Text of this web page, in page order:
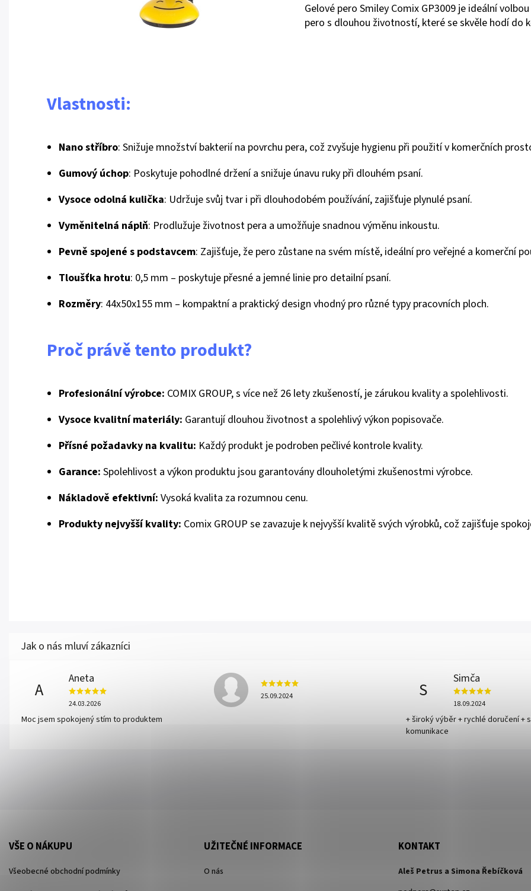
Gelové pero Smiley Comix GP3009 je ideální
pero s dlouhou životností, které se skvěle hodí do
Vlastnosti:
Nano stříbro: Snižuje množství bakterií na povrchu pera, což zvyšuje hygienu při použití v komerčních
Gumový úchop: Poskytuje pohodlné držení a snižuje únavu ruky při dlouhém psaní.
Vysoce odolná kulička: Udržuje svůj tvar i při dlouhodobém používání, zajišťuje plynulé psaní.
Vyměnitelná náplň: Prodlužuje životnost pera a umožňuje snadnou výměnu inkoustu.
Pevně spojené s podstavcem: Zajišťuje, že pero zůstane na svém místě, ideální pro veřejné a komerční
Tloušťka hrotu: 0,5 mm – poskytuje přesné a jemné linie pro detailní psaní.
Rozměry: 44x50x155 mm – kompaktní a praktický design vhodný pro různé typy pracovních ploch.
Proč právě tento produkt?
Profesionální výrobce: COMIX GROUP, s více než 26 lety zkušeností, je zárukou kvality a spolehlivosti.
Vysoce kvalitní materiály: Garantují dlouhou životnost a spolehlivý výkon popisovače.
Přísné požadavky na kvalitu: Každý produkt je podroben pečlivé kontrole kvality.
Garance: Spolehlivost a výkon produktu jsou garantovány dlouholetými zkušenostmi výrobce.
Nákladově efektivní: Vysoká kvalita za rozumnou cenu.
Produkty nejvyšší kvality: Comix GROUP se zavazuje k nejvyšší kvalitě svých výrobků, což zajišťuje
A
Aneta
24.03.2026
Moc jsem spokojený stím to produktem
25.09.2024 S
Simča
18.09.2024
+ široký výběr + rychlé doručení +
komunikace
VŠE O NÁKUPU
Všeobecné obchodní podmínky
UŽITEČNÉ INFORMACE
O nás
KONTAKT
Aleš Petrus a Simona Řebíčková